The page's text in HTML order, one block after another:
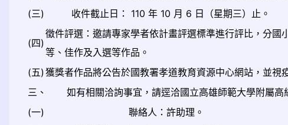
(三)
收件截止日： 110 年 10 月 6 日（星期三）止。
(四)
徵件評選：邀請專家學者依計畫評選標準進行評比，分
等、佳作及入選等作品。
(五) 獲獎者作品將公告於國教署孝道教育資源中心網站，並視
三、
如有相關洽詢事宜，請逕洽國立高雄師範大學附屬高
(一)
聯絡人：許助理。